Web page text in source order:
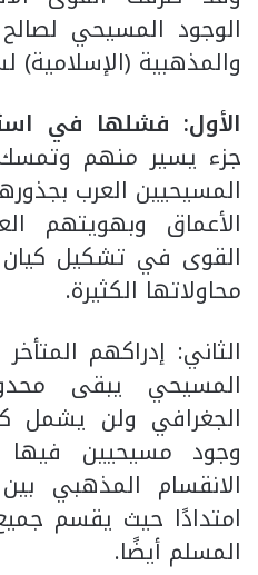
الوجود المسيحي
والمذهبية (الإسلامية)
الأول: فشلها في
جزء يسير منهم وتمسك
المسيحيين العرب
الأعماق وبهويتهم
القوى في تشكيل
محاولاتها الكثيرة.
الثاني: إدراكهم
المسيحي يبقى
الجغرافي ولن يشمل
وجود مسيحيين
الانقسام المذهبي
امتدادًا حيث يقسم جميع
المسلم أيضًا.